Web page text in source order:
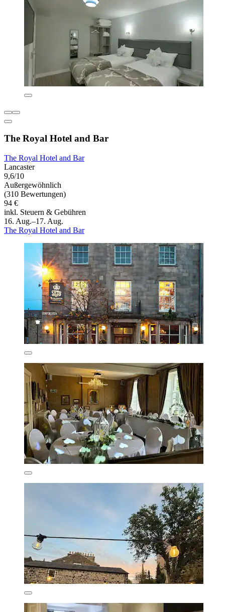
The Royal Hotel and Bar
The Royal Hotel and Bar
Lancaster
9,6/10
Außergewöhnlich
(310 Bewertungen)
94 €
inkl. Steuern & Gebühren
16. Aug.–17. Aug.
The Royal Hotel and Bar